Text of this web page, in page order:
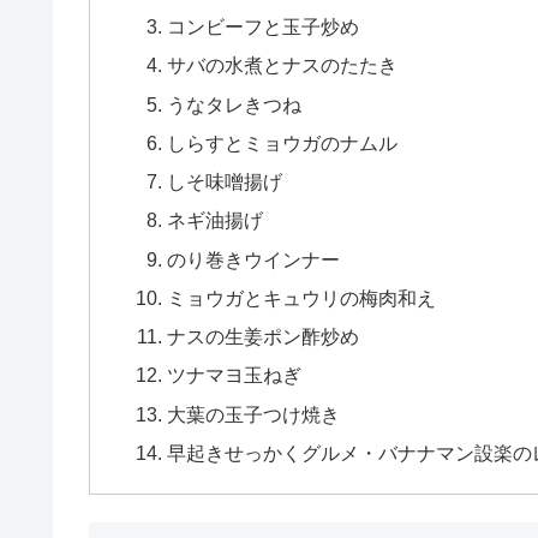
コンビーフと玉子炒め
サバの水煮とナスのたたき
うなタレきつね
しらすとミョウガのナムル
しそ味噌揚げ
ネギ油揚げ
のり巻きウインナー
ミョウガとキュウリの梅肉和え
ナスの生姜ポン酢炒め
ツナマヨ玉ねぎ
大葉の玉子つけ焼き
早起きせっかくグルメ・バナナマン設楽の